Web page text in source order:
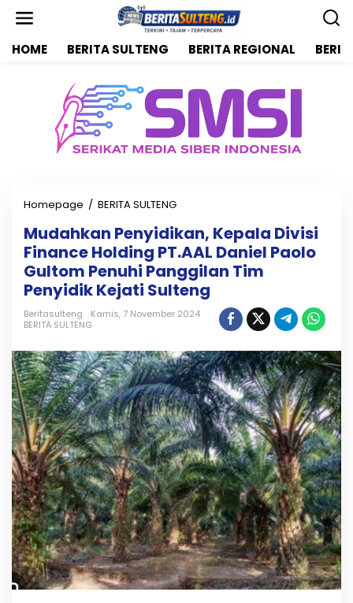
HOME BERITA SULTENG BERITA REGIONAL
Homepage / BERITA SULTENG
d
a
h
k
a
n
n
y
i
d
i
k
a
n
,
K
e
p
a
l
a
D
i
Mudahkan Penyidikan, Kepala Divisi
Finance Holding PT.AAL Daniel Paolo
Gultom Penuhi Panggilan Tim
Penyidik Kejati Sulteng
Beritasulteng
Kamis, 7 November 2024
BERITA SULTENG